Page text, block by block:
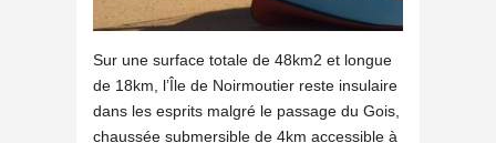
Sur une surface totale de 48km2 et longue
de 18km, l’Île de Noirmoutier reste insulaire
dans les esprits malgré le passage du Gois,
chaussée submersible de 4km accessible à